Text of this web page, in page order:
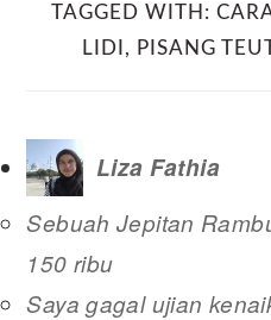
TAGGED WITH:
LIDI , PISANG
Liza Fathia
Sebuah Jepitan
150 ribu
Saya gagal ujian